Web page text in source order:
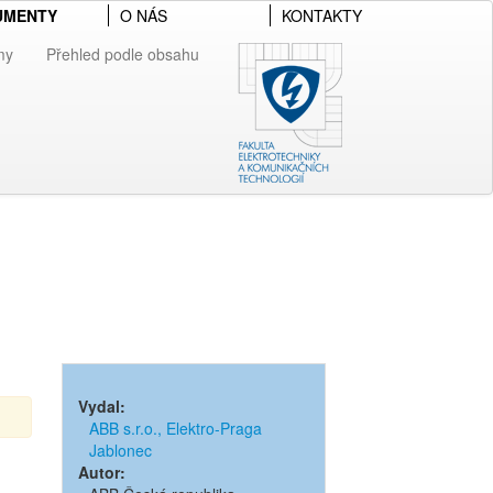
O NÁS KONTAKTY
Přehled podle obsahu
Vydal:
ABB s.r.o., Elektro-Praga
Jablonec
Autor: